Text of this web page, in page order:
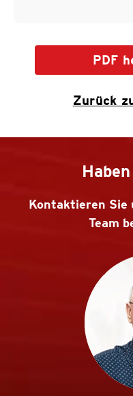
PDF
Zurück
Kontaktieren
Team